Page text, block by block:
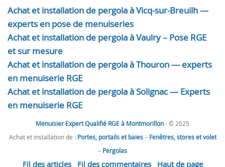
Achat et installation de pergola à Vicq-sur-Breuilh —
experts en pose de menuiseries
Achat et installation de pergola à Vaulry – Pose RGE
et sur mesure
Achat et installation de pergola à Thouron — experts
en menuiserie RGE
Achat et installation de pergola à Solignac — Experts
en menuiserie RGE
Menuisier Expert Qualifié RGE à Montmorillon- © 2025
Achat et installation de : Portes, portails et baies– Fenêtres, stores et volet
– Pergolas
Fil des articles Fil des commentaires Haut de page